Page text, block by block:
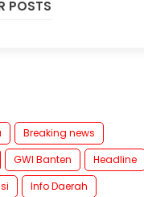
POSTS
Breaking news
GWI Banten
Headline
Info Daerah